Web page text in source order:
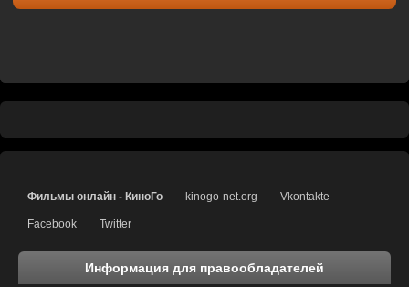
Фильмы онлайн - КиноГо kinogo-net.org Vkontakte
Facebook Twitter
Информация для правообладателей